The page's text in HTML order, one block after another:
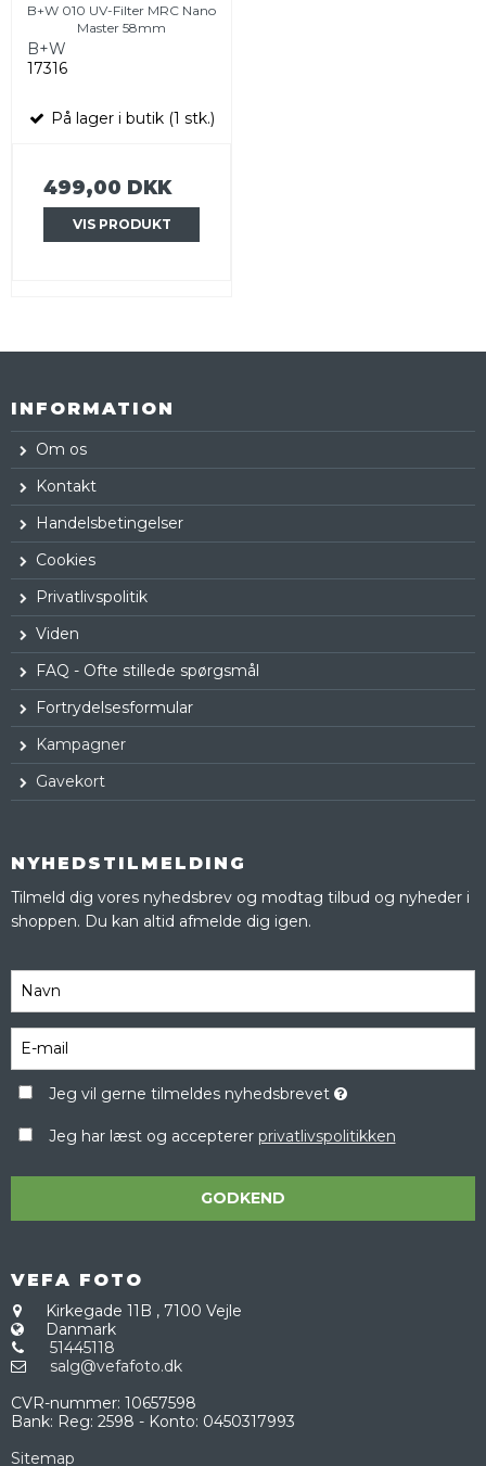
B+W 010 UV-Filter MRC Nano
Master 58mm
B+W
17316
På lager i butik (1 stk.)
499,00 DKK
VIS PRODUKT
INFORMATION
Om os
Kontakt
Handelsbetingelser
Cookies
Privatlivspolitik
Viden
FAQ - Ofte stillede spørgsmål
Fortrydelsesformular
Kampagner
Gavekort
NYHEDSTILMELDING
Tilmeld dig vores nyhedsbrev og modtag tilbud og nyheder i
shoppen. Du kan altid afmelde dig igen.
Jeg vil gerne tilmeldes nyhedsbrevet
Jeg har læst og accepterer privatlivspolitikken
GODKEND
VEFA FOTO
Kirkegade 11B , 7100 Vejle
Danmark
51445118
salg@vefafoto.dk
CVR-nummer: 10657598
Bank: Reg: 2598 - Konto: 0450317993
Sitemap